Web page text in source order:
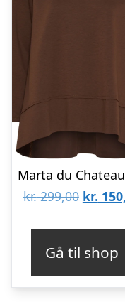
kr.299,00 Den
var:
kr.
kr.
Gå til shop